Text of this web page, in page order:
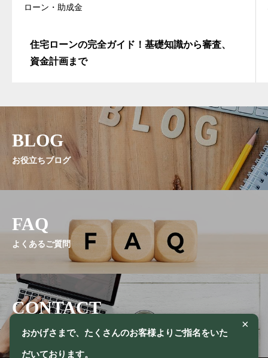
おかげさまで、たくさんのお客様よりご指名をいた
だいております。
×
ローン・助成金
住宅ローンの完全ガイド！基礎知識から審査、
資金計画まで
BLOG
お役立ちブログ
FAQ
よくあるご質問
CONTACT
お問い合わせ